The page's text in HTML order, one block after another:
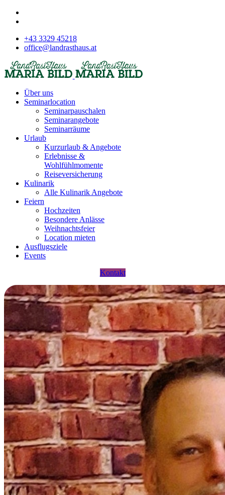
+43 3329 45218
office@landrasthaus.at
Über uns
Seminarlocation
Seminarpauschalen
Seminarangebote
Seminarräume
Urlaub
Kurzurlaub & Angebote
Erlebnisse &
Wohlfühlmomente
Reiseversicherung
Kulinarik
Alle Kulinarik Angebote
Feiern
Hochzeiten
Besondere Anlässe
Weihnachtsfeier
Location mieten
Ausflugsziele
Events
Kontakt